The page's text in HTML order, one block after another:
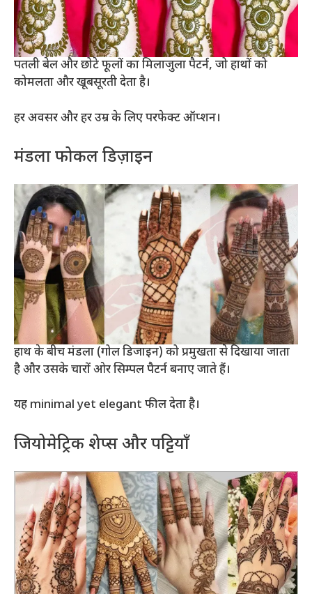
पतली बेल और छोटे फूलों का मिलाजुला पैटर्न, जो हाथों को
कोमलता और खूबसूरती देता है।
हर अवसर और हर उम्र के लिए परफेक्ट ऑप्शन।
मंडला फोकल डिज़ाइन
हाथ के बीच मंडला (गोल डिजाइन) को प्रमुखता से दिखाया जाता
है और उसके चारों ओर सिम्पल पैटर्न बनाए जाते हैं।
यह minimal yet elegant फील देता है।
जियोमेट्रिक शेप्स और पट्टियाँ